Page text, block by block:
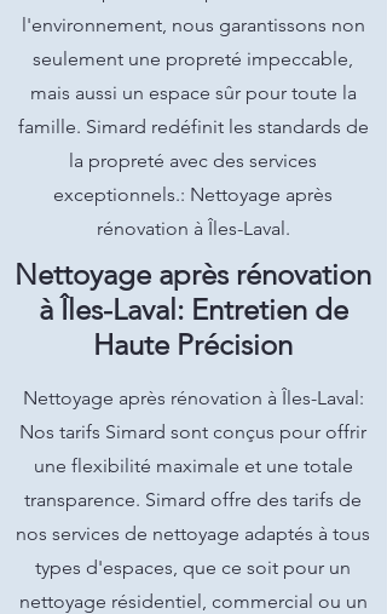
l'environnement, nous garantissons non
seulement une propreté impeccable,
mais aussi un espace sûr pour toute la
famille. Simard redéfinit les standards de
la propreté avec des services
exceptionnels.: Nettoyage après
rénovation à Îles-Laval.
Nettoyage après rénovation
à Îles-Laval: Entretien de
Haute Précision
Nettoyage après rénovation à Îles-Laval:
Nos tarifs Simard sont conçus pour offrir
une flexibilité maximale et une totale
transparence. Simard offre des tarifs de
nos services de nettoyage adaptés à tous
types d'espaces, que ce soit pour un
nettoyage résidentiel, commercial ou un